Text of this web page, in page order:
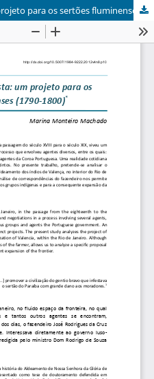
Colonização e Conquista: um projeto para os sertões fluminenses (1790-1800)